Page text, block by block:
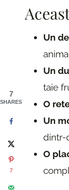
Un
Un
taie
O
Un
dintr-
O
7
SHARES
7